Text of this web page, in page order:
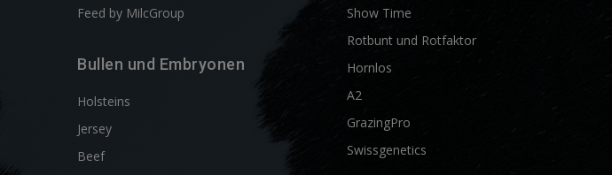
Feed by MilcGroup
Bullen und Embryonen
Holsteins
Jersey
Beef
Show Time
Rotbunt und Rotfaktor
Hornlos
A2
GrazingPro
Swissgenetics